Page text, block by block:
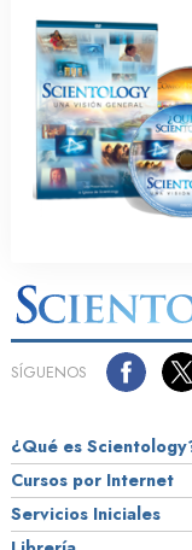
SÍGUENOS
¿Qué es
Cursos por Internet
Servicios Iniciales